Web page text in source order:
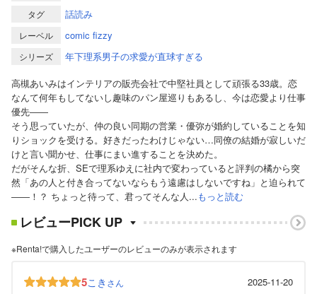
タグ 話読み
レーベル comic fizzy
シリーズ
年下理系男子の求愛が直球すぎる
高槻あいみはインテリアの販売会社で中堅社員として頑張る33歳。恋
なんて何年もしてないし趣味のパン屋巡りもあるし、今は恋愛より仕事
優先――
そう思っていたが、仲の良い同期の営業・優弥が婚約していることを知
りショックを受ける。好きだったわけじゃない…同僚の結婚が寂しいだ
けと言い聞かせ、仕事にまい進することを決めた。
だがそんな折、SEで理系ゆえに社内で変わっていると評判の橘から突
然「あの人と付き合ってないならもう遠慮はしないですね」と迫られて
――！？ ちょっと待って、君ってそんな人...もっと読む
レビューPICK UP
※Renta!で購入したユーザーのレビューのみが表示されます
5こき さん
2025-11-20